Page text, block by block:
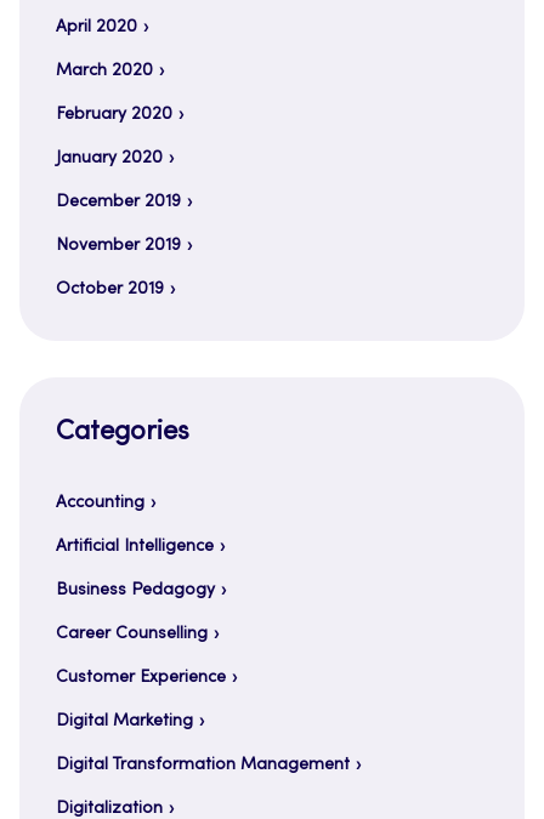
April 2020
March 2020
February 2020
January 2020
December 2019
November 2019
October 2019
Categories
Accounting
Artificial Intelligence
Business Pedagogy
Career Counselling
Customer Experience
Digital Marketing
Digital Transformation Management
Digitalization